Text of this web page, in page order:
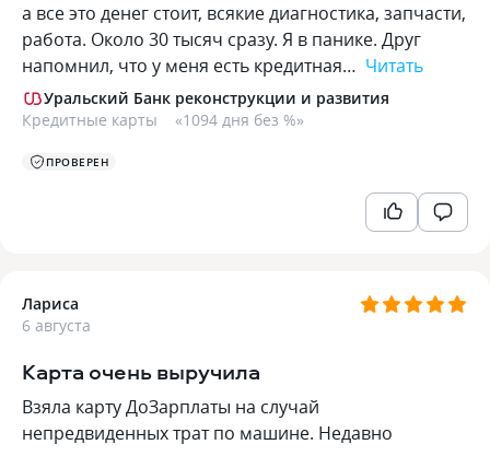
а все это денег стоит, всякие диагностика, запчасти,
работа. Около 30 тысяч сразу. Я в панике. Друг
напомнил, что у меня есть кредитная… Читать
Уральский Банк реконструкции и развития
Кредитные карты
«1094 дня без %»
ПРОВЕРЕН
Лариса
6 августа
Карта очень выручила
Взяла карту ДоЗарплаты на случай
непредвиденных трат по машине. Недавно